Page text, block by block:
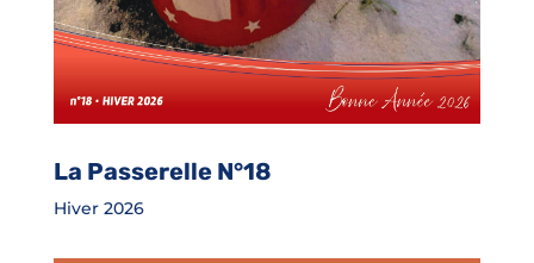
La Passerelle N°18
Hiver 2026